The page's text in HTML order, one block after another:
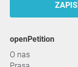
openPetition
O nas